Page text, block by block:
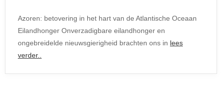
Azoren: betovering in het hart van de Atlantische Oceaan
Eilandhonger Onverzadigbare eilandhonger en
ongebreidelde nieuwsgierigheid brachten ons in lees
verder..